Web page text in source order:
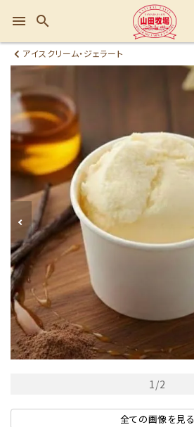
menu search
アイスクリーム・ジェラート
1/2
全ての画像を見る